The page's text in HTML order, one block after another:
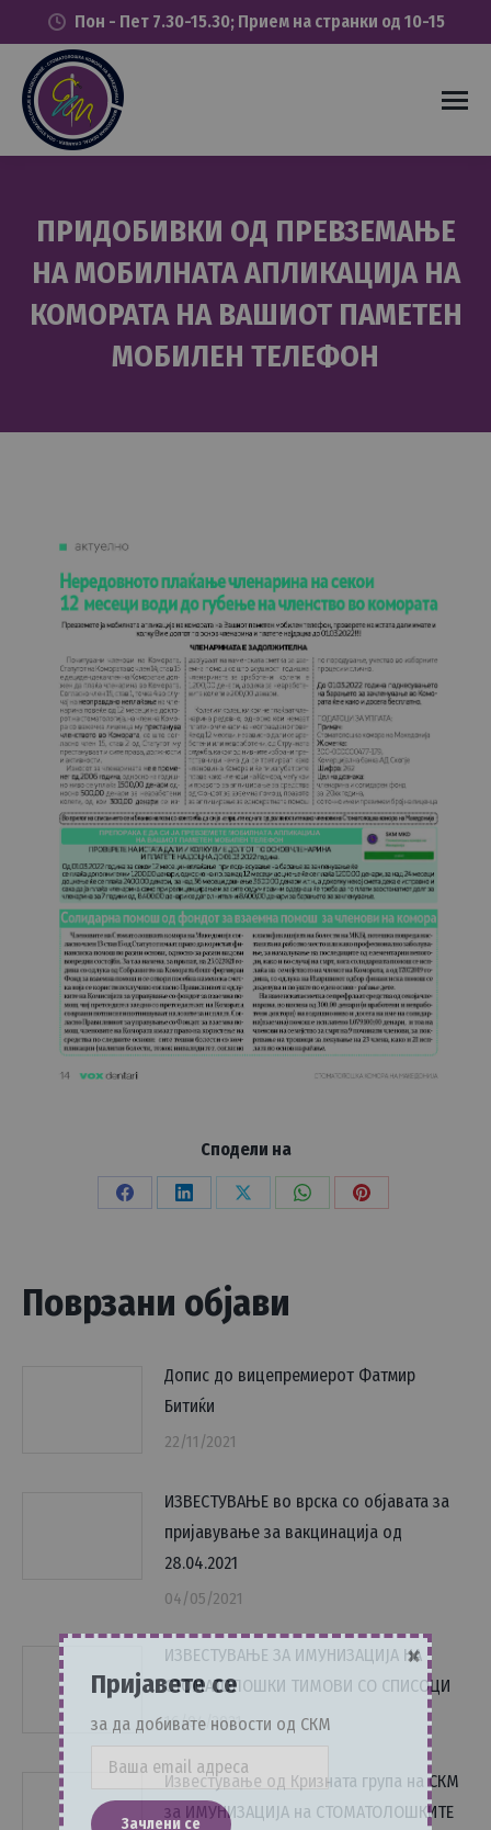
Пон - Пет 7.30-15.30; Прием на странки од 10-15
ПРИДОБИВКИ ОД ПРЕВЗЕМАЊЕ
НА МОБИЛНАТА АПЛИКАЦИЈА НА
КОМОРАТА НА ВАШИОТ ПАМЕТЕН
МОБИЛЕН ТЕЛЕФОН
Сподели на
Share
Share
Share
Share
Share
Поврзани објави
Допис до вицепремиерот Фатмир
Битиќи
22/11/2021
ИЗВЕСТУВАЊЕ во врска со објавата за
пријавување за вакцинација од
28.04.2021
04/05/2021
ИЗВЕСТУВАЊЕ ЗА ИМУНИЗАЦИЈА НА
СТОМАТОЛОШКИ ТИМОВИ СО СПИСОЦИ
16/04/2021
Известување од Кризната група на СКМ
за ИМУНИЗАЦИЈА на СТОМАТОЛОШКИТЕ
Пријавете се
за да добивате новости од СКМ
×